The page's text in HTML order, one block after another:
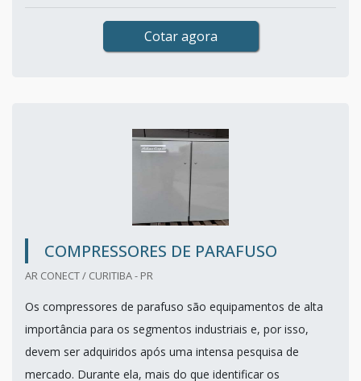
Cotar agora
COMPRESSORES DE PARAFUSO
AR CONECT / CURITIBA - PR
Os compressores de parafuso são equipamentos de alta
importância para os segmentos industriais e, por isso,
devem ser adquiridos após uma intensa pesquisa de
mercado. Durante ela, mais do que identificar os